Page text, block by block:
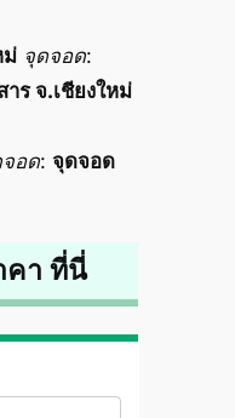
ม่ จุดจอด:
ร จ.เชียงใหม่
อด: จุดจอด
คา ที่นี่